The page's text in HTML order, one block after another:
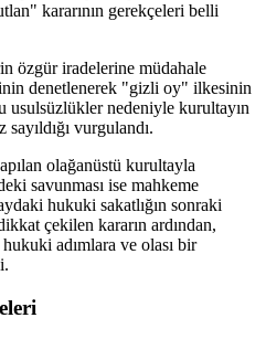
kararının gerekçeleri belli
özgür iradelerine müdahale
denetlenerek "gizli oy" ilkesinin
nedeniyle kurultayın
vurgulandı.
olağanüstü kurultayla
savunması ise mahkeme
hukuki sakatlığın sonraki
çekilen kararın ardından,
adımlara ve olası bir